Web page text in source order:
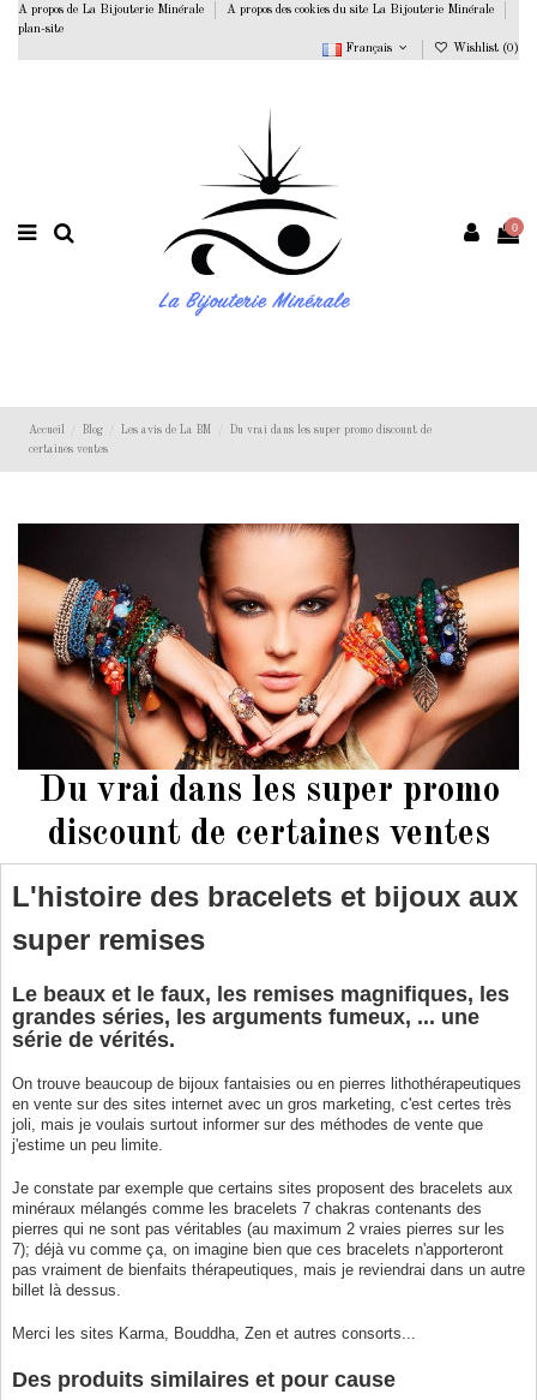
A propos de La Bijouterie Minérale
A propos des cookies du site La Bijouterie Minérale
plan-site
Français
Wishlist (0 )
0
Accueil Blog Les avis de La BM
Du vrai dans les super promo discount de
certaines ventes
Du vrai dans les super promo
discount de certaines ventes
L'histoire des bracelets et bijoux aux
super remises
Le beaux et le faux, les remises magnifiques, les
grandes séries, les arguments fumeux, ... une
série de vérités.
On trouve beaucoup de bijoux fantaisies ou en pierres lithothérapeutiques
en vente sur des sites internet avec un gros marketing, c'est certes très
joli, mais je voulais surtout informer sur des méthodes de vente que
j'estime un peu limite.
Je constate par exemple que certains sites proposent des bracelets aux
minéraux mélangés comme les bracelets 7 chakras contenants des
pierres qui ne sont pas véritables (au maximum 2 vraies pierres sur les
7); déjà vu comme ça, on imagine bien que ces bracelets n'apporteront
pas vraiment de bienfaits thérapeutiques, mais je reviendrai dans un autre
billet là dessus.
Merci les sites Karma, Bouddha, Zen et autres consorts...
Des produits similaires et pour cause